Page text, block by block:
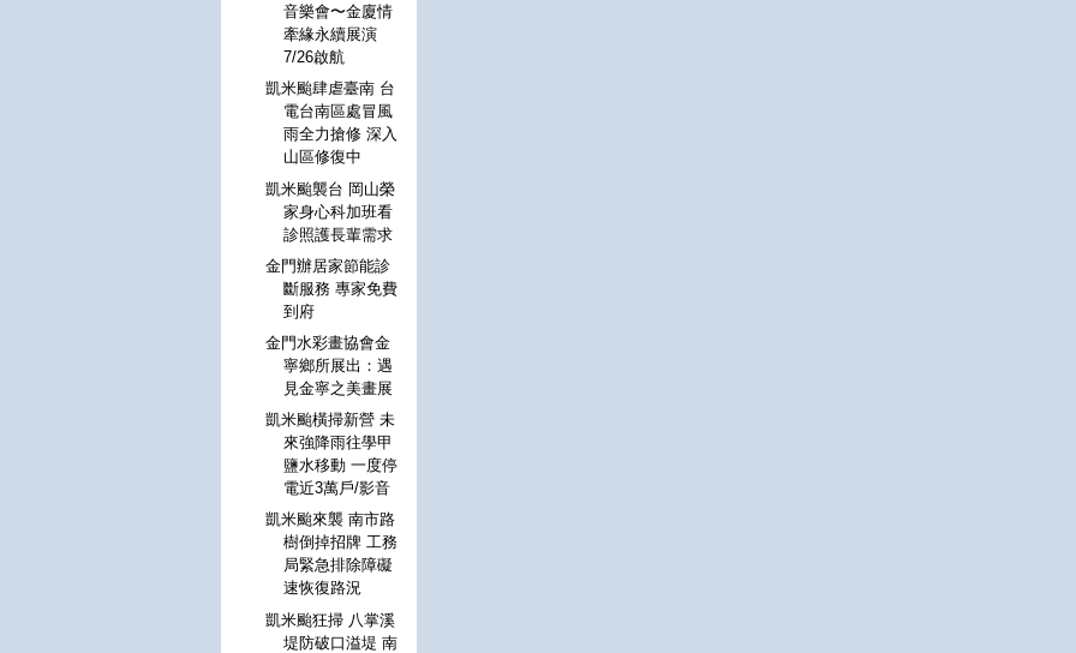
音樂會〜金廈情
牽緣永續展演
7/26啟航
凱米颱肆虐臺南 台
電台南區處冒風
雨全力搶修 深入
山區修復中
凱米颱襲台 岡山榮
家身心科加班看
診照護長輩需求
金門辦居家節能診
斷服務 專家免費
到府
金門水彩畫協會金
寧鄉所展出：遇
見金寧之美畫展
凱米颱橫掃新營 未
來強降雨往學甲
鹽水移動 一度停
電近3萬戶/影音
凱米颱來襲 南市路
樹倒掉招牌 工務
局緊急排除障礙
速恢復路況
凱米颱狂掃 八掌溪
堤防破口溢堤 南